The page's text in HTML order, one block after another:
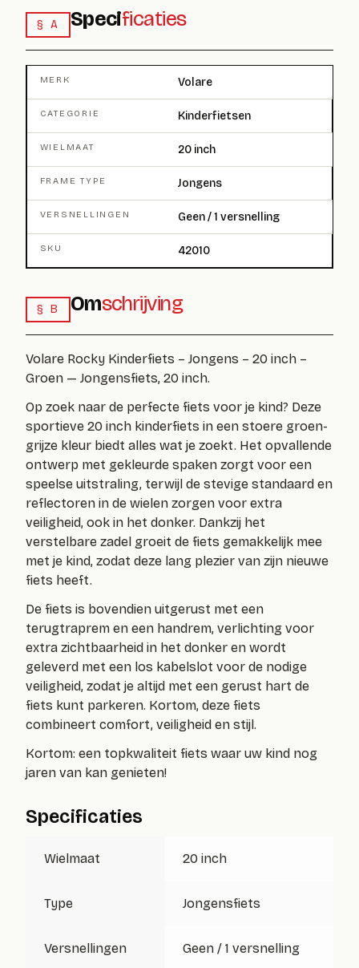
§ A Specificaties
MERK Volare
CATEGORIE Kinderfietsen
WIELMAAT 20 inch
FRAME TYPE Jongens
VERSNELLINGEN Geen / 1 versnelling
SKU 42010
§ B Omschrijving
Volare Rocky Kinderfiets – Jongens – 20 inch –
Groen — Jongensfiets, 20 inch.
Op zoek naar de perfecte fiets voor je kind? Deze
sportieve 20 inch kinderfiets in een stoere groen-
grijze kleur biedt alles wat je zoekt. Het opvallende
ontwerp met gekleurde spaken zorgt voor een
speelse uitstraling, terwijl de stevige standaard en
reflectoren in de wielen zorgen voor extra
veiligheid, ook in het donker. Dankzij het
verstelbare zadel groeit de fiets gemakkelijk mee
met je kind, zodat deze lang plezier van zijn nieuwe
fiets heeft.
De fiets is bovendien uitgerust met een
terugtraprem en een handrem, verlichting voor
extra zichtbaarheid in het donker en wordt
geleverd met een los kabelslot voor de nodige
veiligheid, zodat je altijd met een gerust hart de
fiets kunt parkeren. Kortom, deze fiets
combineert comfort, veiligheid en stijl.
Kortom: een topkwaliteit fiets waar uw kind nog
jaren van kan genieten!
Specificaties
Wielmaat 20 inch
Type Jongensfiets
Versnellingen Geen / 1 versnelling